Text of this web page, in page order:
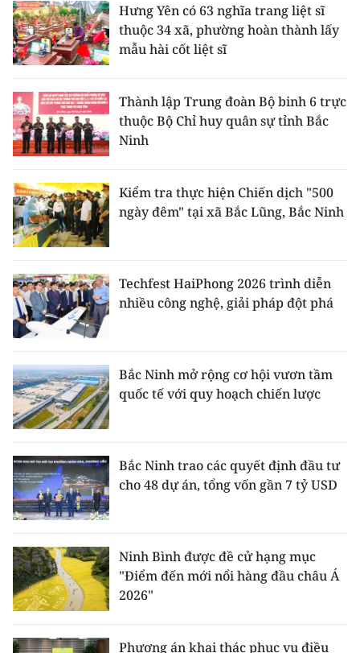
Hưng Yên có 63 nghĩa trang liệt sĩ
thuộc 34 xã, phường hoàn thành lấy
mẫu hài cốt liệt sĩ
Thành lập Trung đoàn Bộ binh 6 trực
thuộc Bộ Chỉ huy quân sự tỉnh Bắc
Ninh
Kiểm tra thực hiện Chiến dịch "500
ngày đêm" tại xã Bắc Lũng, Bắc Ninh
Techfest HaiPhong 2026 trình diễn
nhiều công nghệ, giải pháp đột phá
Bắc Ninh mở rộng cơ hội vươn tầm
quốc tế với quy hoạch chiến lược
Bắc Ninh trao các quyết định đầu tư
cho 48 dự án, tổng vốn gần 7 tỷ USD
Ninh Bình được đề cử hạng mục
"Điểm đến mới nổi hàng đầu châu Á
2026"
Phương án khai thác phục vụ điều